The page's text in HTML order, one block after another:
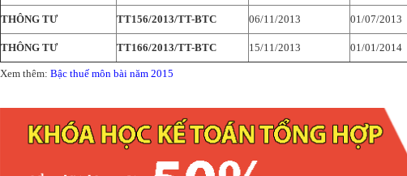
THÔNG TƯ TT156/2013/TT-BTC 06/11/2013 01/07/2013
THÔNG TƯ TT166/2013/TT-BTC 15/11/2013 01/01/2014
Xem thêm: Bậc thuế môn bài năm 2015